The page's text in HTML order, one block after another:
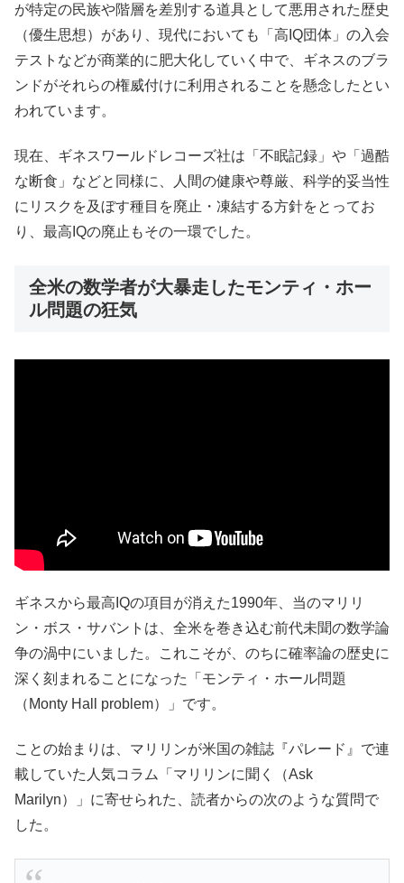
が特定の民族や階層を差別する道具として悪用された歴史
（優生思想）があり、現代においても「高IQ団体」の入会
テストなどが商業的に肥大化していく中で、ギネスのブラ
ンドがそれらの権威付けに利用されることを懸念したとい
われています。
現在、ギネスワールドレコーズ社は「不眠記録」や「過酷
な断食」などと同様に、人間の健康や尊厳、科学的妥当性
にリスクを及ぼす種目を廃止・凍結する方針をとってお
り、最高IQの廃止もその一環でした。
全米の数学者が大暴走したモンティ・ホー
ル問題の狂気
ギネスから最高IQの項目が消えた1990年、当のマリリ
ン・ボス・サバントは、全米を巻き込む前代未聞の数学論
争の渦中にいました。これこそが、のちに確率論の歴史に
深く刻まれることになった「モンティ・ホール問題
（Monty Hall problem）」です。
ことの始まりは、マリリンが米国の雑誌『パレード』で連
載していた人気コラム「マリリンに聞く（Ask
Marilyn）」に寄せられた、読者からの次のような質問で
した。